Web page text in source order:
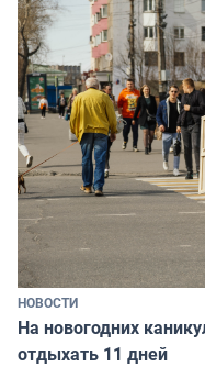
НОВОСТИ
На новогодних
отдыхать 11 дней